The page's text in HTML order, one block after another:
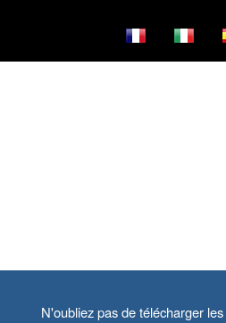
N'oubliez pas de télécharger les